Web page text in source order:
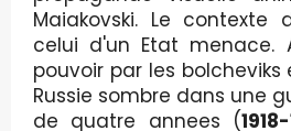
Maiakovski. Le contexte
celui d'un Etat menace.
pouvoir par les bolcheviks
Russie sombre dans une
de quatre annees (